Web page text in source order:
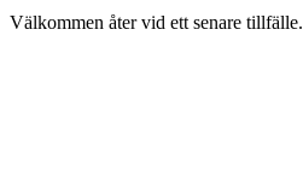
Välkommen åter vid ett senare tillfälle.